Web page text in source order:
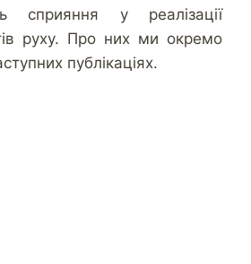
сприяння у реалізації
руху. Про них ми окремо
публікаціях.